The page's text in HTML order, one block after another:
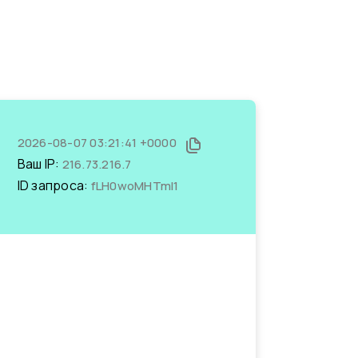
2026-08-07 03:21:41 +0000
Ваш IP: 216.73.216.7
ID запроса: fLH0woMHTmI1